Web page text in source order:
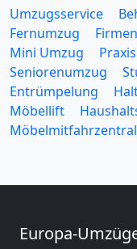
Umzugsservice
Fernumzug
Mini Umzug
Seniorenumzug
Entrümpelung
Möbellift
Europa-